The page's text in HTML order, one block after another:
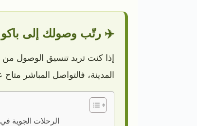
✈️ رتّب وصولك إلى
إذا كنت تريد تنسيق الوصول من
المدينة، فالتواصل المباشر
الرحلات الجوية